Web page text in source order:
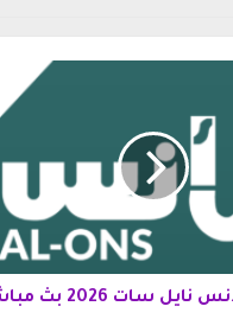
سات 2026 بث مباشر